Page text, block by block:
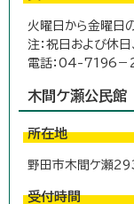
火曜日から金曜
注：祝日および休
電話：04-7196
木間ケ瀬公民館
所在地
野田市木間ケ瀬
受付時間